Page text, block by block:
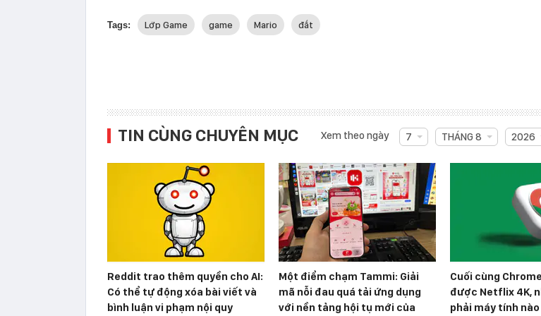
Tags: Lớp Game game Mario đắt
TIN CÙNG CHUYÊN MỤC Xem theo ngày 7 THÁNG 8 2026
Reddit trao thêm quyền cho AI:
Có thể tự động xóa bài viết và
bình luận vi phạm nội quy
Một điểm chạm Tammi: Giải
mã nỗi đau quá tải ứng dụng
với nền tảng hội tụ mới của
Cuối cùng
được Netflix 4K,
phải máy tính